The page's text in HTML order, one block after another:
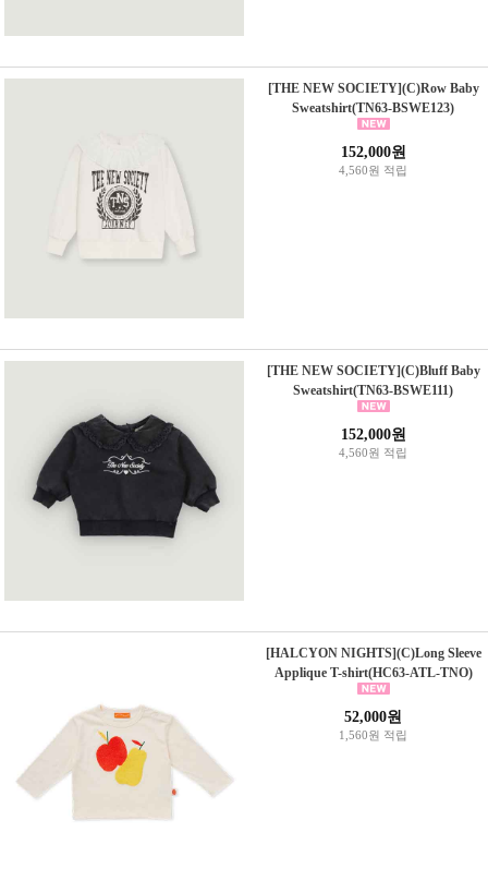
[THE NEW SOCIETY](C)Row Baby
Sweatshirt(TN63-BSWE123)
152,000원
4,560원 적립
[THE NEW SOCIETY](C)Bluff Baby
Sweatshirt(TN63-BSWE111)
152,000원
4,560원 적립
[HALCYON NIGHTS](C)Long Sleeve
Applique T-shirt(HC63-ATL-TNO)
52,000원
1,560원 적립